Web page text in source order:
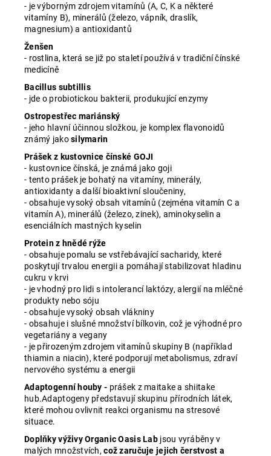
- je výborným zdrojem vitamínů (A, C, K a některé
vitamíny B), minerálů (železo, vápník, draslík,
magnesium) a antioxidantů
Ženšen
- rostlina, která se již po staletí používá v tradiční čínské
medicíně
Bacillus subtillis
- jde o probiotickou bakterii, produkující enzymy
Ostropestřec mariánský
- jeho hlavní účinnou složkou, je komplex flavonoidů
známý jakosilymarin
Prášek z kustovnice čínské GOJI
- kustovnice čínská, je známá jako goji
- tento prášek je bohatý na vitamíny, minerály,
antioxidanty a další bioaktivní sloučeniny,
- obsahuje vysoký obsah vitamínů (zejména vitamín C a
vitamín A), minerálů (železo, zinek), aminokyselin a
esenciálních mastných kyselin
Protein z hnědé rýže
- obsahuje pomalu se vstřebávající sacharidy, které
poskytují trvalou energii a pomáhají stabilizovat hladinu
cukru v krvi
- je vhodný pro lidi s intolerancí laktózy, alergií na mléčné
produkty nebo sóju
- obsahuje vysoký obsah vlákniny
- obsahuje i slušné množství bílkovin, což je výhodné pro
vegetariány a vegany
- je přirozeným zdrojem vitamínů skupiny B (například
thiamin a niacin), které podporují metabolismus, zdraví
nervového systému a energii
Adaptogenní houby - prášek z maitake a shiitake
hub.Adaptogeny představují skupinu přírodních látek,
které mohou ovlivnit reakci organismu na stresové
situace.
Doplňky výživy Organic Oasis Labjsou vyráběny v
malých množstvích,což zaručuje jejich čerstvost a